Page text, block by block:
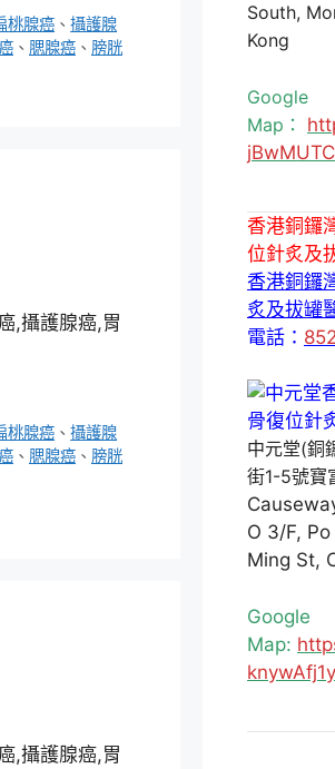
桃腺癌 、攝護腺
、 腮腺癌 、 膀胱
,攝護腺癌,胃
桃腺癌 、攝護腺
、 腮腺癌 、 膀胱
,攝護腺癌,胃
South,
Kong
Google
Map：
香港銅鑼
位針炙及
香港銅鑼
炙及拔罐
電話：
中元堂(銅
街1-5號寶
O 3/F,
Ming St,
Google
Map: